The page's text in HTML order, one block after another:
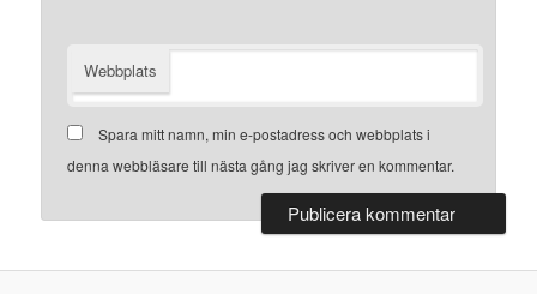
Webbplats
Spara mitt namn, min e-postadress och webbplats i
denna webbläsare till nästa gång jag skriver en kommentar.